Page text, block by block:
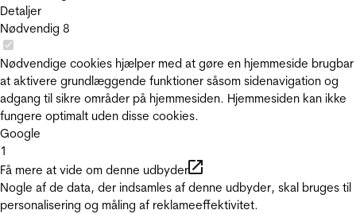
Detaljer
Nødvendig 8
Nødvendige cookies hjælper med at gøre en hjemmeside
at aktivere grundlæggende funktioner såsom sidenavigation og
adgang til sikre områder på hjemmesiden. Hjemmesiden kan ikke
fungere optimalt uden disse cookies.
Google
1
Få mere at vide om denne udbyder
Nogle af de data, der indsamles af denne udbyder, skal bruges til
personalisering og måling af reklameeffektivitet.